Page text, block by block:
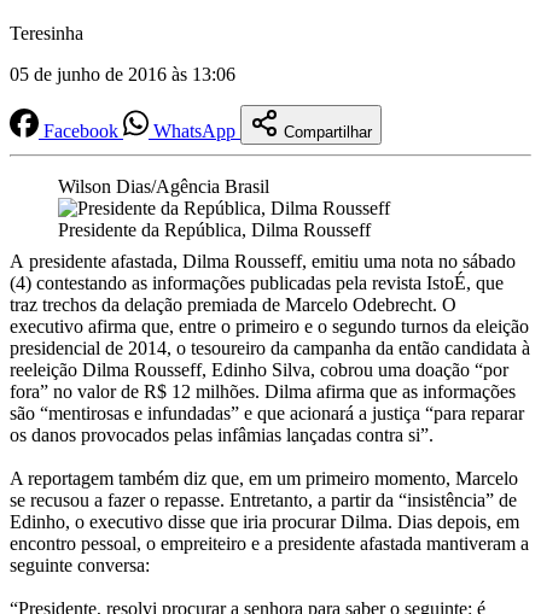
Teresinha
05 de junho de 2016 às 13:06
Facebook WhatsApp Compartilhar
Wilson Dias/Agência Brasil
Presidente da República, Dilma Rousseff
A presidente afastada, Dilma Rousseff, emitiu uma nota no sábado
(4) contestando as informações publicadas pela revista IstoÉ, que
traz trechos da delação premiada de Marcelo Odebrecht. O
executivo afirma que, entre o primeiro e o segundo turnos da eleição
presidencial de 2014, o tesoureiro da campanha da então candidata à
reeleição Dilma Rousseff, Edinho Silva, cobrou uma doação “por
fora” no valor de R$ 12 milhões. Dilma afirma que as informações
são “mentirosas e infundadas” e que acionará a justiça “para reparar
os danos provocados pelas infâmias lançadas contra si”.
A reportagem também diz que, em um primeiro momento, Marcelo
se recusou a fazer o repasse. Entretanto, a partir da “insistência” de
Edinho, o executivo disse que iria procurar Dilma. Dias depois, em
encontro pessoal, o empreiteiro e a presidente afastada mantiveram a
seguinte conversa:
“Presidente, resolvi procurar a senhora para saber o seguinte: é